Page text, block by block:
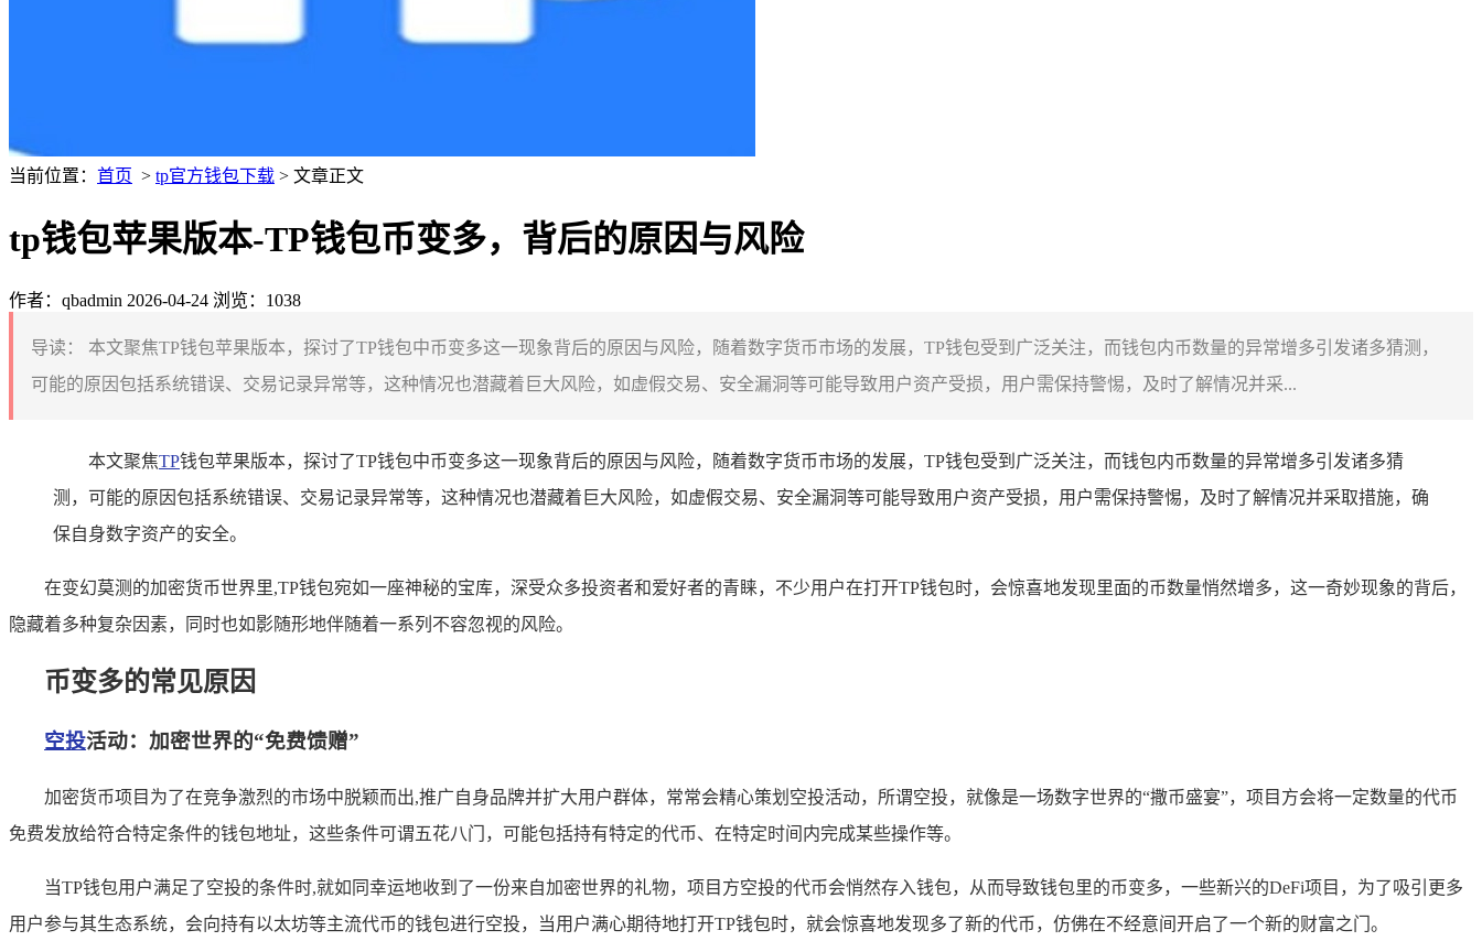
当前位置： 首页 > tp官方钱包下载 > 文章正文
tp钱包苹果版本-TP钱包币变多，背后的原因与风险
作者：qbadmin 2026-04-24 浏览：1038
导读：
本文聚焦TP钱包苹果版本，探讨了TP钱包中币变多这一现象背后的原因与风险，随着数字货币市场的发展，TP钱包受到广泛关注，而钱包内币数量的异常增多引发诸多猜测，
可能的原因包括系统错误、交易记录异常等，这种情况也潜藏着巨大风险，如虚假交易、安全漏洞等可能导致用户资产受损，用户需保持警惕，及时了解情况并采...
本文聚焦TP钱包苹果版本，探讨了TP钱包中币变多这一现象背后的原因与风险，随着数字货币市场的发展，TP钱包受到广泛关注，而钱包内币数量的异常增多引发诸多猜
测，可能的原因包括系统错误、交易记录异常等，这种情况也潜藏着巨大风险，如虚假交易、安全漏洞等可能导致用户资产受损，用户需保持警惕，及时了解情况并采取措施，确
保自身数字资产的安全。
在变幻莫测的加密货币世界里,TP钱包宛如一座神秘的宝库，深受众多投资者和爱好者的青睐，不少用户在打开TP钱包时，会惊喜地发现里面的币数量悄然增多，这一奇妙现象的背后，
隐藏着多种复杂因素，同时也如影随形地伴随着一系列不容忽视的风险。
币变多的常见原因
空投活动：加密世界的“免费馈赠”
加密货币项目为了在竞争激烈的市场中脱颖而出,推广自身品牌并扩大用户群体，常常会精心策划空投活动，所谓空投，就像是一场数字世界的“撒币盛宴”，项目方会将一定数量的代币
免费发放给符合特定条件的钱包地址，这些条件可谓五花八门，可能包括持有特定的代币、在特定时间内完成某些操作等。
当TP钱包用户满足了空投的条件时,就如同幸运地收到了一份来自加密世界的礼物，项目方空投的代币会悄然存入钱包，从而导致钱包里的币变多，一些新兴的DeFi项目，为了吸引更多
用户参与其生态系统，会向持有以太坊等主流代币的钱包进行空投，当用户满心期待地打开TP钱包时，就会惊喜地发现多了新的代币，仿佛在不经意间开启了一个新的财富之门。